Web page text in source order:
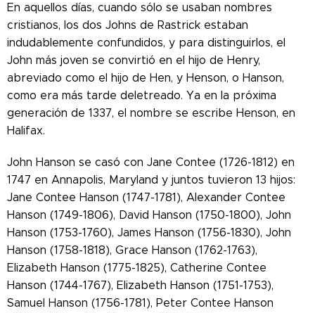
En aquellos días, cuando sólo se usaban nombres
cristianos, los dos Johns de Rastrick estaban
indudablemente confundidos, y para distinguirlos, el
John más joven se convirtió en el hijo de Henry,
abreviado como el hijo de Hen, y Henson, o Hanson,
como era más tarde deletreado. Ya en la próxima
generación de 1337, el nombre se escribe Henson, en
Halifax.
John Hanson se casó con Jane Contee (1726-1812) en
1747 en Annapolis, Maryland y juntos tuvieron 13 hijos:
Jane Contee Hanson (1747-1781), Alexander Contee
Hanson (1749-1806), David Hanson (1750-1800), John
Hanson (1753-1760), James Hanson (1756-1830), John
Hanson (1758-1818), Grace Hanson (1762-1763),
Elizabeth Hanson (1775-1825), Catherine Contee
Hanson (1744-1767), Elizabeth Hanson (1751-1753),
Samuel Hanson (1756-1781), Peter Contee Hanson